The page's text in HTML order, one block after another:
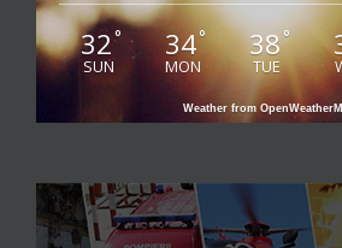
32°
SUN
34°
MON
38°
TUE
Weather from